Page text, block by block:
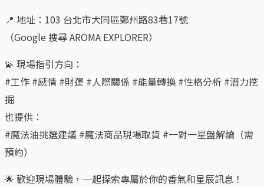
📍 地址：103 台北市大同區鄭州路83巷17號
（Google 搜尋 AROMA EXPLORER）
💫 現場指引方向：
#工作 #感情 #財運 #人際關係 #能量轉換 #性格分析 #潛力挖
掘
也提供：
#魔法油挑選建議 #魔法商品現場取貨 #一對一星盤解讀（需
預約）
🌟 歡迎現場體驗，一起探索專屬於你的香氣和星辰訊息！